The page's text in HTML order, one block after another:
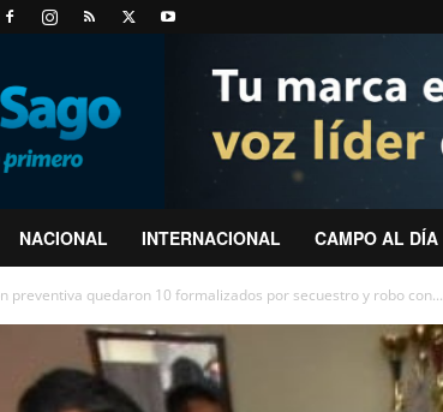
NACIONAL INTERNACIONAL CAMPO AL DÍA
preventiva quedaron 10 formalizados por secuestro y robo con...